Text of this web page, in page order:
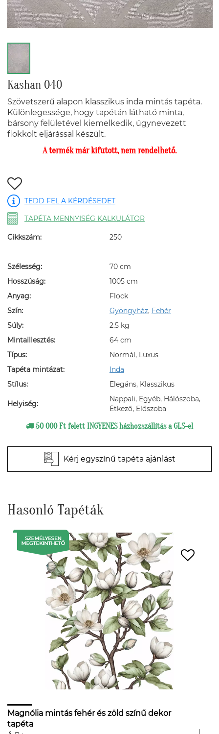
Kashan 040
Szövetszerű alapon klasszikus inda mintás tapéta.
Különlegessége, hogy tapétán látható minta,
bársony felületével kiemelkedik, úgynevezett
flokkolt eljárással készült.
A termék már kifutott, nem rendelhető.
TEDD FEL A KÉRDÉSEDET
TAPÉTA MENNYISÉG KALKULÁTOR
Cikkszám: 250
Szélesség:
70 cm
Hosszúság:
1005 cm
Anyag:
Flock
Szín:
Gyöngyház, Fehér
Súly:
2.5 kg
Mintaillesztés:
64 cm
Típus:
Normál, Luxus
Tapéta mintázat:
Inda
Stílus:
Elegáns, Klasszikus
Helyiség:
Nappali, Egyéb, Hálószoba,
Étkező, Előszoba
50 000 Ft felett INGYENES házhozszállítás a GLS-el
Kérj egyszínű tapéta ajánlást
Hasonló Tapéták
Magnólia mintás fehér és zöld színű dekor
tapéta